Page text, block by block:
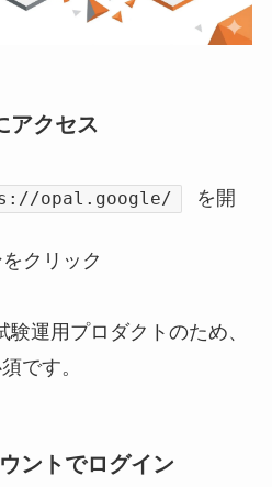
アクセス
opal.google/
を開
クリック
運用プロダクトのため、
です。
ントでログイン